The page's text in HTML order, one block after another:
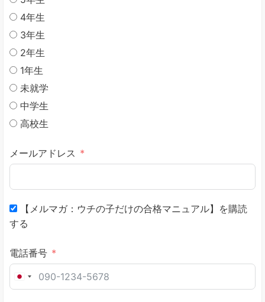
4年生
3年生
2年生
1年生
未就学
中学生
高校生
メールアドレス
【メルマガ：ウチの子だけの合格マニュアル】を購読
する
電話番号
J